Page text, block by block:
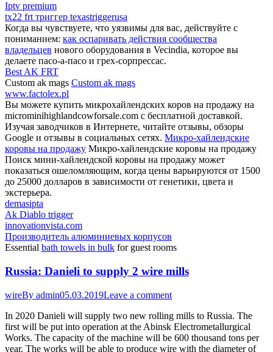
Iptv premium
tx22 frt триггер texastriggerusa
Когда вы чувствуете, что уязвимы для вас, действуйте с
пониманием: как оспаривать действия сообщества
владельцев нового оборудования в Vecindia, которое вы
делаете пасо-а-пасо и грех-сорпрессас.
Best AK FRT
Custom ak mags Custom ak mags
www.factolex.pl
Вы можете купить микрохайлендских коров на продажу на
microminihighlandcowforsale.com с бесплатной доставкой.
Изучая заводчиков в Интернете, читайте отзывы, обзоры
Google и отзывы в социальных сетях. Микро-хайлендские
коровы на продажу Микро-хайлендские коровы на продажу
Поиск мини-хайлендской коровы на продажу может
показаться ошеломляющим, когда цены варьируются от 1500
до 25000 долларов в зависимости от генетики, цвета и
экстерьера.
demasipta
Ak Diablo trigger
innovationvista.com
Производитель алюминиевых корпусов
Essential bath towels in bulk for guest rooms
Russia: Danieli to supply 2 wire mills
wireBy admin05.03.2019Leave a comment
In 2020 Danieli will supply two new rolling mills to Russia. The
first will be put into operation at the Abinsk Electrometallurgical
Works. The capacity of the machine will be 600 thousand tons per
year. The works will be able to produce wire with the diameter of